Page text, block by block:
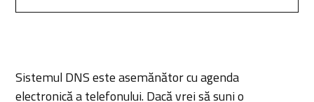
Sistemul DNS este asemănător cu agenda
electronică a telefonului. Dacă vrei să suni o